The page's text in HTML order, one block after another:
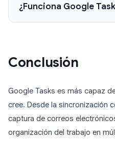
¿Funciona Google
Conclusión
Google Tasks es más capaz
cree. Desde la sincronización
captura de correos
organización del trabajo en